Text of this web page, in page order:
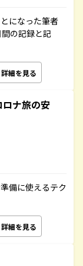
になった筆者
の記録と記
詳細を見る
ナ旅の安
備に使えるテク
詳細を見る